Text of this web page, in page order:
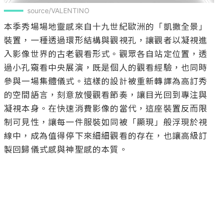
source/VALENTINO
本季秀場場地靈感來自十九世紀歐洲的「凱撒全景」
裝置，一種透過環形結構與觀視孔，讓觀者以凝視進
入影像世界的古老觀看形式。觀眾各自站定位置，透
過小孔窺看中央展演，既是個人的觀看經驗，也同時
參與一場集體儀式。這樣的設計被重新轉譯為高訂秀
的空間語言，刻意放慢觀看節奏，讓目光回到專注與
凝視本身。在快速消費影像的當代，這座裝置反而限
制可見性，讓每一件服裝如同被「顯現」般浮現於視
線中，成為值得停下來細細觀看的存在，也讓高級訂
製回歸儀式感與神聖感的本質。